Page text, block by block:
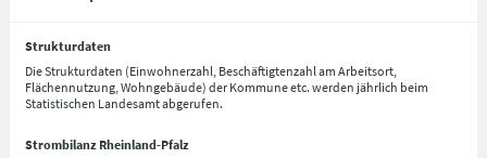
Strukturdaten
Die Strukturdaten (Einwohnerzahl, Beschäftigtenzahl am Arbeitsort,
Flächennutzung, Wohngebäude) der Kommune etc. werden jährlich beim
Statistischen Landesamt abgerufen.
Strombilanz Rheinland-Pfalz